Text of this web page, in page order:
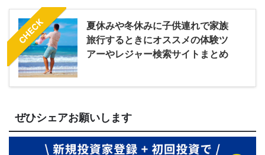
CHECK
夏休みや冬休みに子供連れで家族
旅行するときにオススメの体験ツ
アーやレジャー検索サイトまとめ
ぜひシェアお願いします